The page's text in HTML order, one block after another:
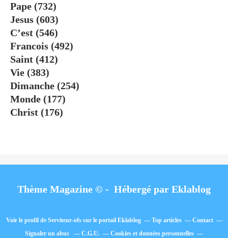
Pape (732)
Jesus (603)
C’est (546)
Francois (492)
Saint (412)
Vie (383)
Dimanche (254)
Monde (177)
Christ (176)
Thème Magazine © - Hébergé par Eklablog
Voir le profil de Serviteur-ofssur le portail Eklablog Top articles
Contact
Signaler un abus
C.G.U.
Cookies et données personnelles